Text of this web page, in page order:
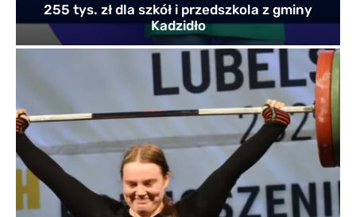
255 tys. zł dla szkół i przedszkola z gminy
Kadzidło